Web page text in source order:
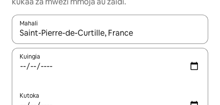
Mahali
Wakati matokeo yanapatikana, vinjari kwa kutumia vitufe vya
Kuingia
Kutoka